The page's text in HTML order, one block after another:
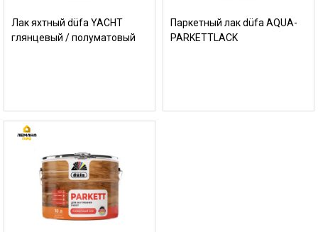
Лак яхтный düfa YACHT
глянцевый / полуматовый
Паркетный лак düfa AQUA-
PARKETTLACK